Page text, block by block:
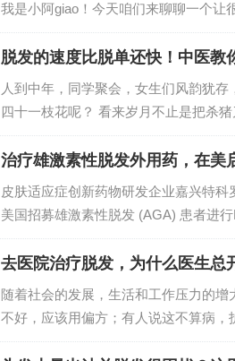
我是小阿giao！今天咱们来聊聊一个
脱发的速度比脱单还快！中医教
人到中年，同学聚会，女生们风韵犹
四十一枝花呢？ 看来岁月不止是把杀
影响心理健...
治疗雄激素性脱发外用药，在美
皮肤适应症创新药物研发企业嘉兴特
美国招募雄激素性脱发 (AGA) 患者进
去医院治疗脱发，为什么医生总
随着社会的发展，生活和工作压力的
不好，应该用偏方；有人说这不算病
理。其实，寻求医生...